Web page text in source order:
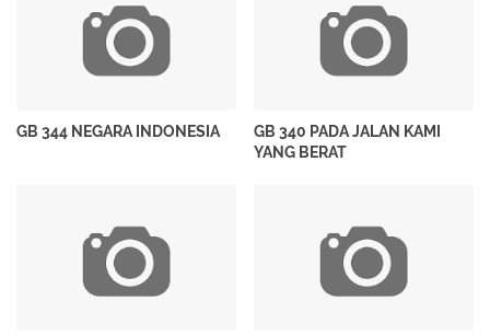
GB 344 NEGARA INDONESIA
GB 340 PADA JALAN KAMI
YANG BERAT